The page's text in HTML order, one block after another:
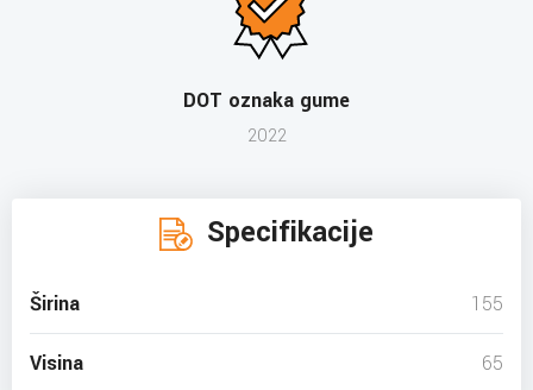
DOT oznaka gume
2022
Specifikacije
Širina 155
Visina 65